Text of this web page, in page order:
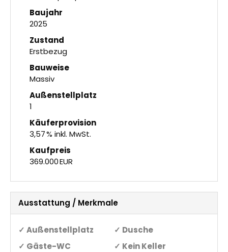
Baujahr
2025
Zustand
Erstbezug
Bauweise
Massiv
Außen­stellplatz
1
Käufer­provision
3,57 % inkl. MwSt.
Kaufpreis
369.000 EUR
Ausstattung / Merkmale
✓ Außenstellplatz
✓ Dusche
✓ Gäste-WC
✓ Kein Keller